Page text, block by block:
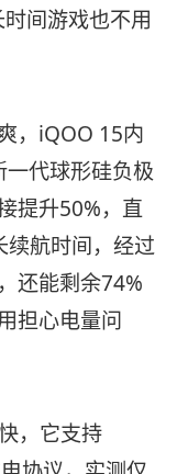
间游戏也不用
，iQOO 15内
代球形硅负极
提升50%，直
续航时间，经过
还能剩余74%
担心电量问
，它支持